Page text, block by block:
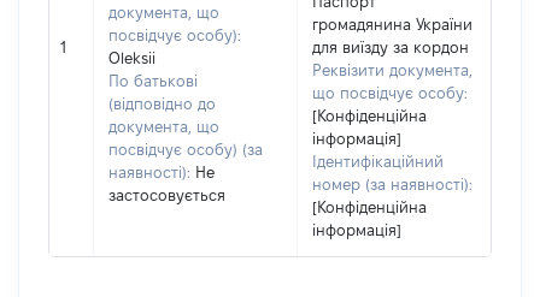
1
документа, що
посвідчує особу):
Oleksii
По батькові
(відповідно до
документа, що
посвідчує особу) (за
наявності): Не
застосовується
громадянина України
для виїзду за кордон
Реквізити документа,
що посвідчує особу:
[Конфіденційна
інформація]
Ідентифікаційний
номер (за наявності):
[Конфіденційна
інформація]